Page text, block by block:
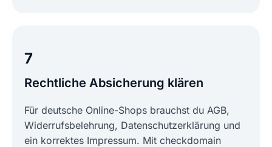
7
Rechtliche Absicherung klären
Für deutsche Online-Shops brauchst du AGB,
Widerrufsbelehrung, Datenschutzerklärung und
ein korrektes Impressum. Mit checkdomain